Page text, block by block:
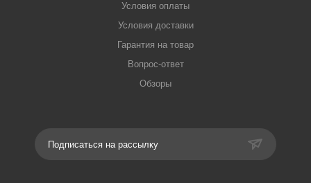
Условия оплаты
Условия доставки
Гарантия на товар
Вопрос-ответ
Обзоры
Подписаться на рассылку